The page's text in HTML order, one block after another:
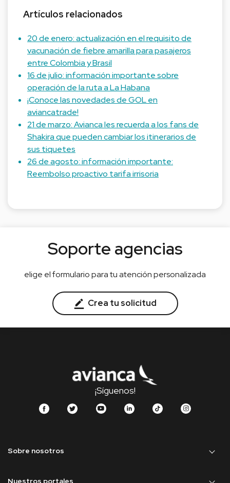
Artículos relacionados
20 de enero: actualización en el requisito de
vacunación de fiebre amarilla para pasajeros
entre Colombia y Brasil
16 de julio: información importante sobre
operación de la ruta a La Habana
¡Conoce las novedades de GOL en
aviancatrade!
21 de marzo: Avianca les recuerda a los fans de
Shakira que pueden cambiar los itinerarios de
sus tiquetes
26 de agosto: información importante:
Reembolso proactivo tarifa irrisoria
Soporte agencias
elige el formulario para tu atención personalizada
Crea tu solicitud
¡Síguenos!
Sobre nosotros
Nuestros portales